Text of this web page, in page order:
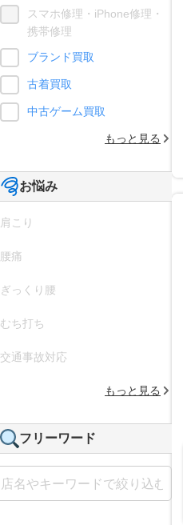
スマホ修理・iPhone修理・
携帯修理
ブランド買取
古着買取
中古ゲーム買取
もっと見る
お悩み
肩こり
腰痛
ぎっくり腰
むち打ち
交通事故対応
もっと見る
フリーワード